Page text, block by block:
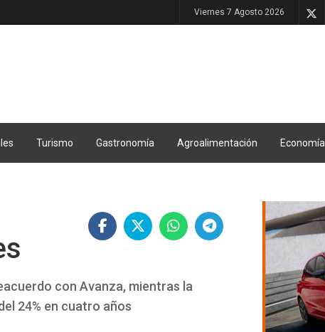
Viernes 7 Agosto 2026
Turismo Gastronomía Agroalimentación Economía
con Avanza, mientras la
24% en cuatro años